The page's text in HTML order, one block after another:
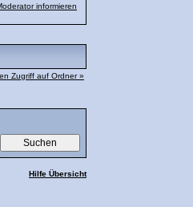
informieren
Zugriff auf Ordner »
Hilfe Übersicht